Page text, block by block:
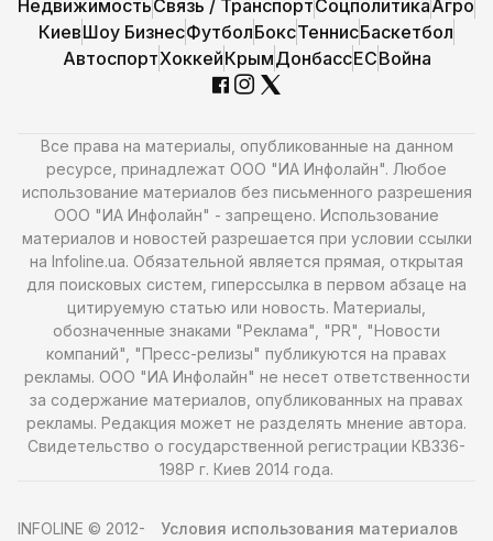
НедвижимостьСвязь / ТранспортСоцполитикаАгро
КиевШоу БизнесФутболБоксТеннисБаскетбол
АвтоспортХоккейКрымДонбассЕСВойна
Все права на материалы, опубликованные на данном
ресурсе, принадлежат ООО "ИА Инфолайн". Любое
использование материалов без письменного разрешения
ООО "ИА Инфолайн" - запрещено. Использование
материалов и новостей разрешается при условии ссылки
на Infoline.ua. Обязательной является прямая, открытая
для поисковых систем, гиперссылка в первом абзаце на
цитируемую статью или новость. Материалы,
обозначенные знаками "Реклама", "PR", "Новости
компаний", "Пресс-релизы" публикуются на правах
рекламы. ООО "ИА Инфолайн" не несет ответственности
за содержание материалов, опубликованных на правах
рекламы. Редакция может не разделять мнение автора.
Свидетельство о государственной регистрации КВ336-
198Р г. Киев 2014 года.
INFOLINE © 2012-
Условия использования материалов